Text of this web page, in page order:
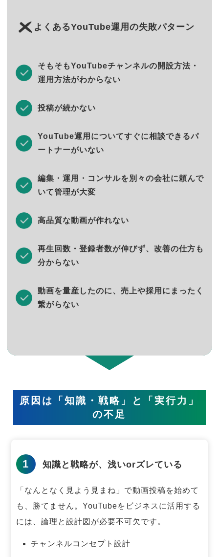
よくあるYouTube運用の失敗パターン
そもそもYouTubeチャンネルの開設方法・
運用方法がわからない
投稿が続かない
YouTube運用についてすぐに相談できるパ
ートナーがいない
編集・運用・コンサルを別々の会社に頼んで
いて管理が大変
高品質な動画が作れない
再生回数・登録者数が伸びず、改善の仕方も
分からない
動画を量産したのに、売上や採用にまったく
繋がらない
原因は「知識・戦略」と「実行力」
の不足
1 知識と戦略が、浅いorズレている
「なんとなく見よう見まね」で動画投稿を始めて
も、勝てません。 YouTubeをビジネスに活用する
には、論理と設計図が必要不可欠です。
チャンネルコンセプト設計